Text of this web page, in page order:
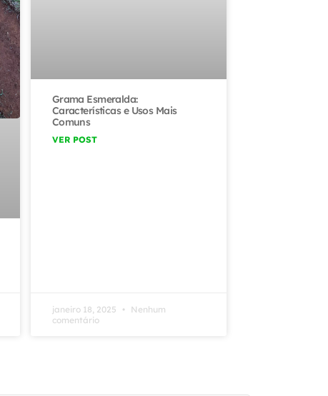
Grama Esmeralda:
Características e Usos Mais
Comuns
VER POST
janeiro 18, 2025
Nenhum
comentário